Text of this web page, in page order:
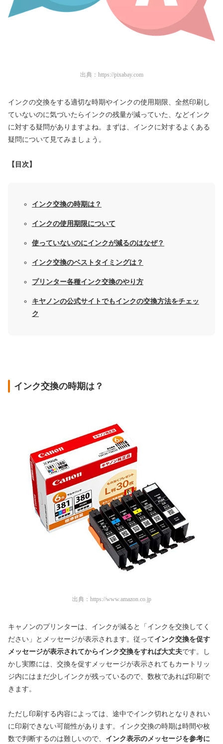
出典： https://pixabay.com
インクの交換をする適切な時期やインクの使用期限、全然印刷し
ていないのに気づいたらインクの残量が減っていた、などインク
に対する疑問がありますよね。まずは、インクに対するよくある
疑問について見てみましょう。
【目次】
インク交換の時期は？
インクの使用期限について
使っていないのにインクが減るのはなぜ？
インク交換のベストタイミングは？
プリンター各種インク交換のやり方
キヤノンの公式サイトでもインクの交換方法をチェッ
ク
インク交換の時期は？
出典： https://www.amazon.co.jp
キャノンのプリンターは、インクが減ると「インクを交換してく
ださい」とメッセージが表示されます。従ってインク交換を促す
メッセージが表示されてからインク交換をすれば大丈夫です。し
かし実際には、交換を促すメッセージが表示されてもカートリッ
ジ内にはまだ少しインクが残っているので、数枚であれば印刷で
きます。
ただし印刷する内容によっては、途中でインク切れとなりきれい
に印刷できない可能性があります。インク交換の時期は時間や枚
数で判断するのは難しいので、 インク表示のメッセージを参考に